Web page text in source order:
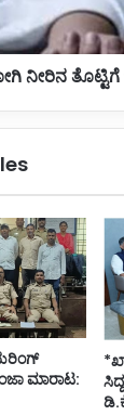
ನೀರಿನ ತೊಟ್ಟಿಗೆ
ಮಾರಾಟ: